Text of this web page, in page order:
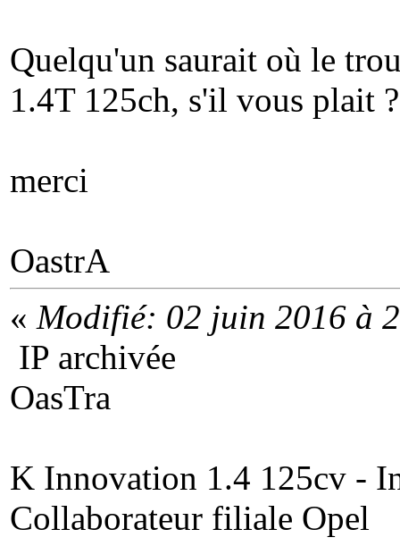
Quelqu'un saurait où le
1.4T 125ch, s'il vous plait ?
merci
OastrA
« Modifié: 02 juin 2016 à
IP archivée
OasTra
K Innovation 1.4 125cv -
Collaborateur filiale Opel